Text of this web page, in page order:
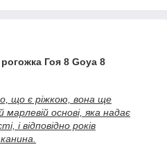
Гоя 8 Goya 8
що є ріжкою, вона ще
основі, яка надає
і відповідно років